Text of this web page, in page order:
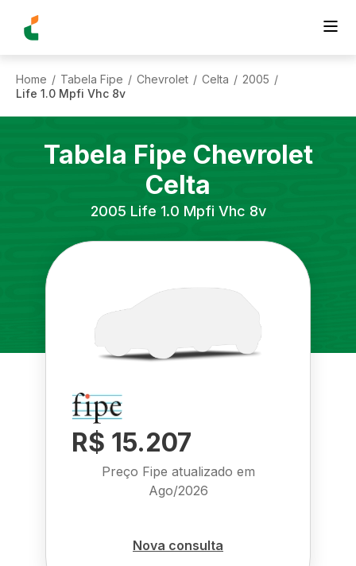
Home / Tabela Fipe / Chevrolet / Celta / 2005 /
Life 1.0 Mpfi Vhc 8v
Tabela Fipe Chevrolet
Celta
2005 Life 1.0 Mpfi Vhc 8v
R$ 15.207
Preço Fipe atualizado em
Ago/2026
Nova consulta